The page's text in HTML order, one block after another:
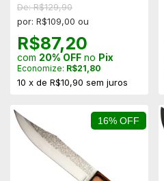
De: R$129,90
por: R$109,00 ou
R$87,20
com 20% OFF no Pix
Economize: R$21,80
10 x de R$10,90 sem juros
16% OFF